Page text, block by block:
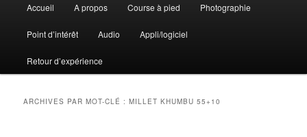
principal
Accueil A propos Course à pied Photographie
Point d’intérêt Audio Appli/logiciel
Retour d’expérience
ARCHIVES PAR MOT-CLÉ :MILLET KHUMBU 55+10